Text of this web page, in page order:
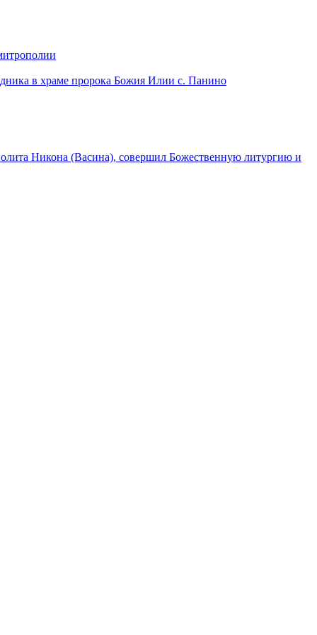
в храме пророка Божия Илии с. Панино
Никона (Васина), совершил Божественную литургию и